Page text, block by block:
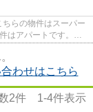
らの物件はスーパー
はアパートです。歩
わせはこちら
2件 1-4件表示